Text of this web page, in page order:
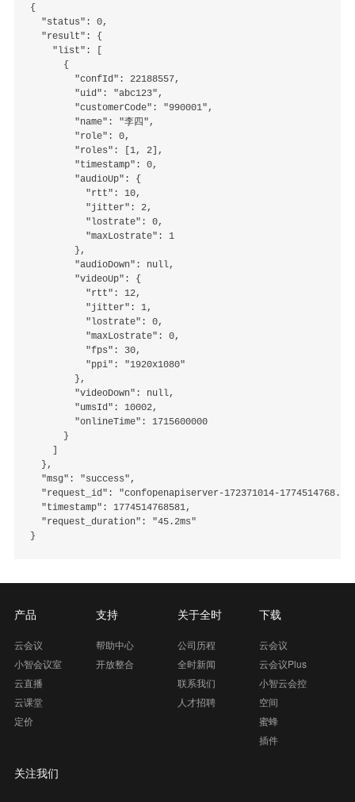
{
  "status": 0,
  "result": {
    "list": [
      {
        "confId": 22188557,
        "uid": "abc123",
        "customerCode": "990001",
        "name": "李四",
        "role": 0,
        "roles": [1, 2],
        "timestamp": 0,
        "audioUp": {
          "rtt": 10,
          "jitter": 2,
          "lostrate": 0,
          "maxLostrate": 1
        },
        "audioDown": null,
        "videoUp": {
          "rtt": 12,
          "jitter": 1,
          "lostrate": 0,
          "maxLostrate": 0,
          "fps": 30,
          "ppi": "1920x1080"
        },
        "videoDown": null,
        "umsId": 10002,
        "onlineTime": 1715600000
      }
  },
  "msg": "success",
"request_id": "confopenapiserver-172371014-
  "timestamp": 1774514768581,
  "request_duration": "45.2ms"
产品
云会议
小智会议室
云直播
云课堂
定价
支持
帮助中心
开放整合
关于全时
公司历程
全时新闻
联系我们
人才招聘
下载
云会议
云会议Plus
小智云会控
空间
蜜蜂
插件
关注我们